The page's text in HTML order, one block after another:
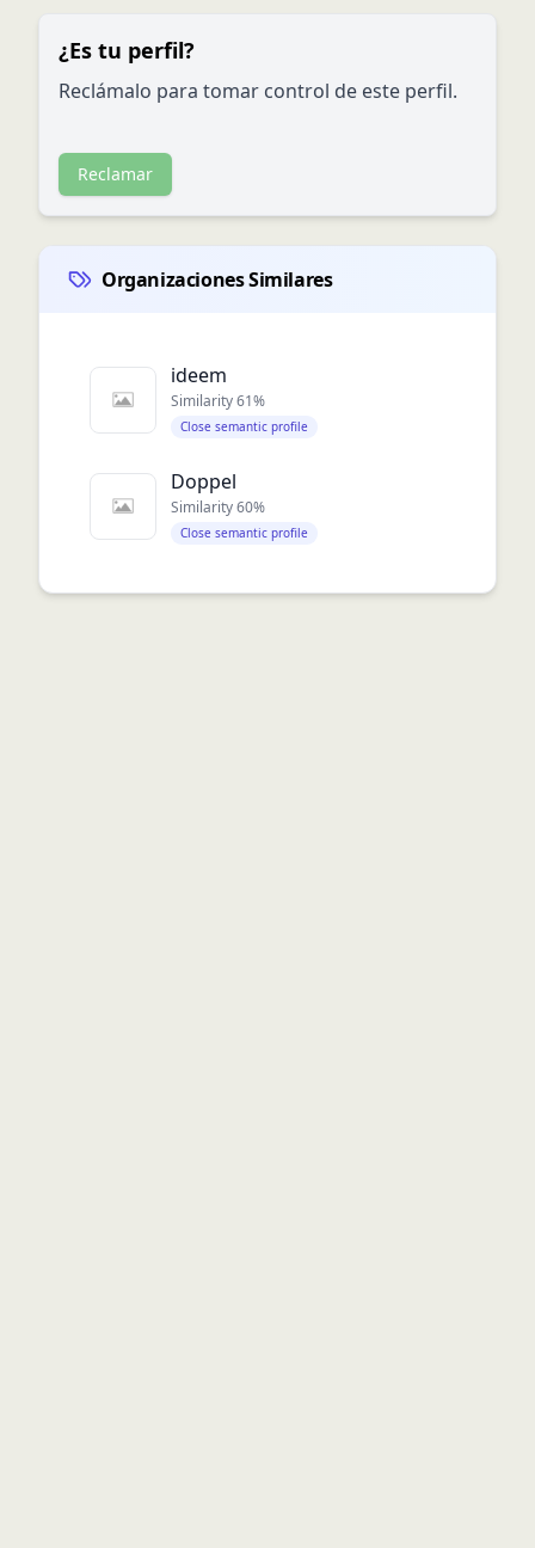
¿Es tu perfil?
Reclámalo para tomar control de este perfil.
Reclamar
Organizaciones Similares
ideem
Similarity61%
Close semantic profile
Doppel
Similarity60%
Close semantic profile